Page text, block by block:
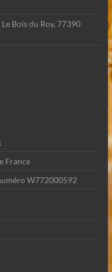
Bois du Roy, 77390
France
W772000592